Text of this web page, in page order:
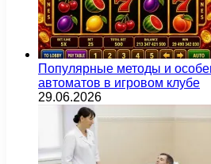
Популярные методы и
автоматов в игровом клубе
29.06.2026